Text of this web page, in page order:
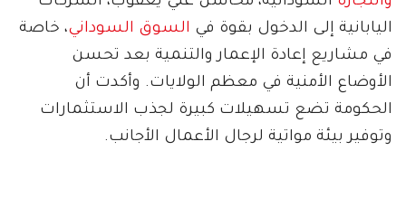
اليابانية إلى الدخول بقوة في السوق السوداني، خاصة
في مشاريع إعادة الإعمار والتنمية بعد تحسن
الأوضاع الأمنية في معظم الولايات. وأكدت أن
الحكومة تضع تسهيلات كبيرة لجذب الاستثمارات
وتوفير بيئة مواتية لرجال الأعمال الأجانب.